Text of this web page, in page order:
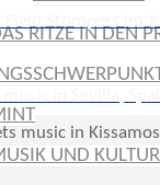
RITZE IN DEN
UND